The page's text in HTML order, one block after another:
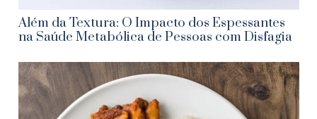
Além da Textura: O Impacto dos Espessantes
na Saúde Metabólica de Pessoas com Disfagia